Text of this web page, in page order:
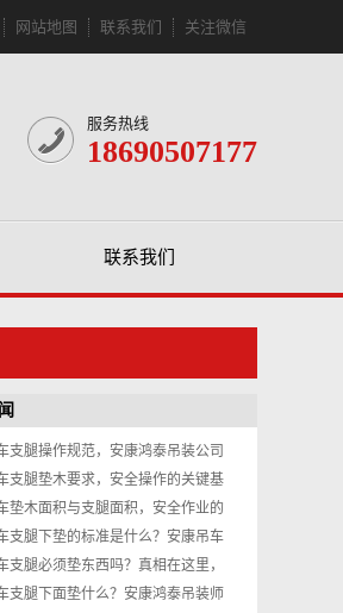
网站地图 联系我们 关注微信
服务热线
18690507177
联系我们
支腿操作规范，安康鸿泰吊装公司
安全作业的每一步
支腿垫木要求，安全操作的关键基
垫木面积与支腿面积，安全作业的
与规范
支腿下垫的标准是什么？安康吊车
师傅教你正确操作
支腿必须垫东西吗？真相在这里，
操作不可忽视
支腿下面垫什么？安康鸿泰吊装师